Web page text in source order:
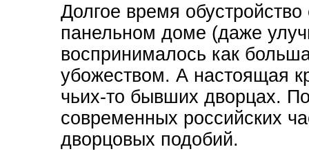
Долгое время
панельном доме (даже
воспринималось как
убожеством. А настоящая
чьих-то бывших дворцах.
современных российских
дворцовых подобий.